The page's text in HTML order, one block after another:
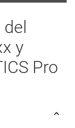
y
Pro